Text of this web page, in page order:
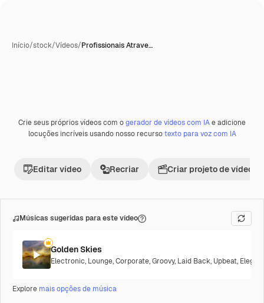
Início/stock/Vídeos/Profissionais Atrave…
Premium
Crie seus próprios vídeos com ogerador de vídeos com IAe adicione
locuções incríveis usando nosso recursotexto para voz com IA
Editar vídeo Recriar Criar projeto de vídeo
Músicas sugeridas para este vídeo
Golden Skies
Electronic, Lounge,Corporate,Groovy, Laid Back, Upbeat,
Explore mais opções de música